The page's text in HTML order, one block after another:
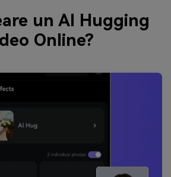
un AI Hugging
Online?